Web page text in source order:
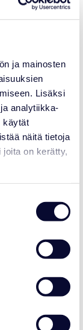
ja mainosten
Lisäksi
analytiikka-
käytät
näitä tietoja
joita on kerätty,
on syntynyt